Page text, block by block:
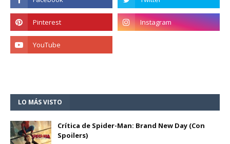
LO MÁS VISTO
Crítica de Spider-Man: Brand New Day (Con
Spoilers)